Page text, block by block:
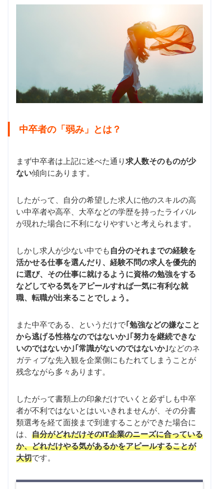
中卒者の「弱み」とは？
まず中卒者は上記に述べた通り 求人数そのものが少
ない傾向にあります。
したがって、自分の希望した求人に他のスキルの高
い中卒者や高卒、大卒などの学歴を持ったライバル
が現れた場合に不利になりやすいと考えられます。
しかし求人が少ない中でも 自分のそれまでの経験を
活かせる仕事を選んだり、経験不問の求人を優先的
に選び、その仕事に就けるように資格の勉強をする
などしてやる気をアピールすれば一気に有利な就
職、転職が出来ることでしょう。
また中卒である、というだけで｢勉強などの嫌なこと
から逃げる性格なのではないか｣｢努力を継続できな
いのではないか｣｢常識がないのではないか｣などのネ
ガティブな先入観を企業側にもたれてしまうことが
残念ながら多々あります。
したがって書類上の印象だけでいくと必ずしも中卒
者が不利ではないとはいいきれませんが、その分書
類選考を経て面接まで到達することができた場合に
は、 自分がどれだけそのIT企業のニーズに合っている
か、どれだけやる気があるかをアピールすることが
大切です。